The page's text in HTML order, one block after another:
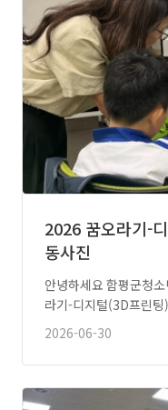
2026 꿈오라기-
동사진
안녕하세요 함평군청소년센터입니
라기-디지털(3D프린
2026-06-30